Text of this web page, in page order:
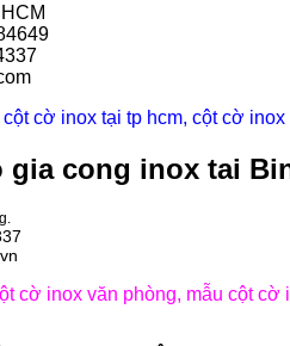
cờ inox tại tp hcm, cột cờ
cong inox tai
cờ inox văn phòng, mẫu cột cờ